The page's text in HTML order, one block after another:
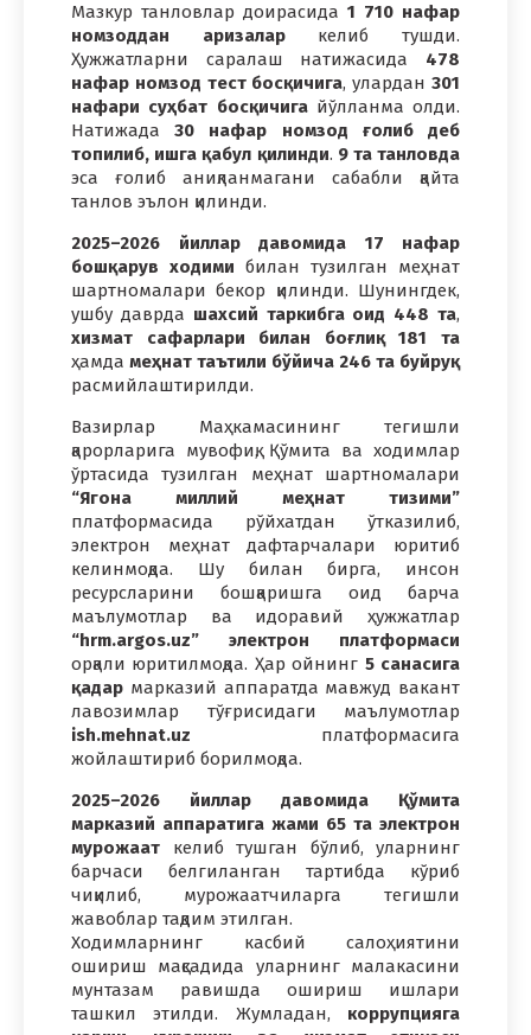
Мазкур танловлар доирасида 1 710 нафар
номзоддан аризаларкелиб тушди.
Ҳужжатларни саралаш натижасида 478
нафар номзод тест босқичига, улардан301
нафари суҳбат босқичигайўлланма олди.
Натижада30 нафар номзод ғолиб деб
топилиб, ишга қабул қилинди. 9 та танловда
эса ғолиб аниқланмагани сабабли қайта
танлов эълон қилинди.
2025–2026 йиллар давомида 17 нафар
бошқарув ходими билан тузилган меҳнат
шартномалари бекор қилинди. Шунингдек,
ушбу даврда шахсий таркибга оид 448 та,
хизмат сафарлари билан боғлиқ 181 та
ҳамда меҳнат таътили бўйича 246 та буйруқ
расмийлаштирилди.
Bазирлар Маҳкамасининг тегишли
қарорларига мувофиқ, Қўмита ва ходимлар
ўртасида тузилган меҳнат шартномалари
“Ягона миллий меҳнат тизими”
платформасида рўйхатдан ўтказилиб,
электрон меҳнат дафтарчалари юритиб
келинмоқда. Шу билан бирга, инсон
ресурсларини бошқаришга оид барча
маълумотлар ва идоравий ҳужжатлар
“hrm.argos.uz” электрон платформаси
орқали юритилмоқда. Ҳар ойнинг 5 санасига
қадар марказий аппаратда мавжуд вакант
лавозимлар тўғрисидаги маълумотлар
ish.mehnat.uz платформасига
жойлаштириб борилмоқда.
2025–2026 йиллар давомида Қўмита
марказий аппаратига жами 65 та электрон
мурожаат келиб тушган бўлиб, уларнинг
барчаси белгиланган тартибда кўриб
чиқилиб, мурожаатчиларга тегишли
жавоблар тақдим этилган.
Ходимларнинг касбий салоҳиятини
ошириш мақсадида уларнинг малакасини
мунтазам равишда ошириш ишлари
ташкил этилди. Жумладан, коррупцияга